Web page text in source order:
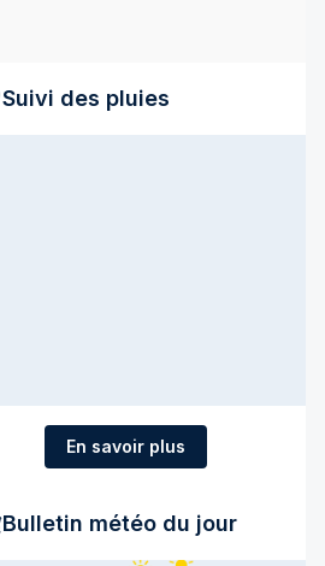
Suivi des pluies
En savoir plus
Bulletin météo du jour